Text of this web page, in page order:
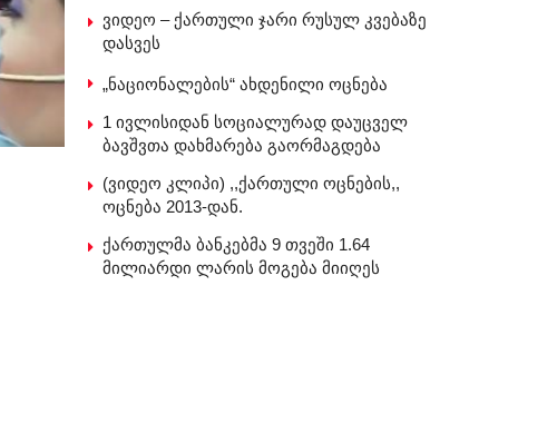
ვიდეო – ქართული ჯარი რუსულ კვებაზე
დასვეს
„ნაციონალების“ ახდენილი ოცნება
1 ივლისიდან სოციალურად დაუცველ
ბავშვთა დახმარება გაორმაგდება
(ვიდეო კლიპი) ,,ქართული ოცნების,,
ოცნება 2013-დან.
ქართულმა ბანკებმა 9 თვეში 1.64
მილიარდი ლარის მოგება მიიღეს